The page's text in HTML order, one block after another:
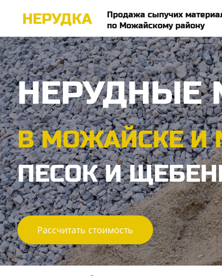
НЕРУДКА
Продажа сыпучих
по Можайскому району
НЕРУДНЫЕ
В МОЖАЙСКЕ И
ПЕСОК И
Рассчитать стоимость